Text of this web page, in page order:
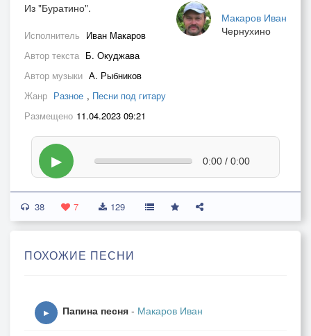
Макаров Иван
Чернухино
Из "Буратино".
Исполнитель Иван Макаров
Автор текста Б. Окуджава
Автор музыки А. Рыбников
Жанр Разное , Песни под гитару
Размещено 11.04.2023 09:21
▶ 0:00 / 0:00
38 7 129
ПОХОЖИЕ ПЕСНИ
▶ Папина песня - Макаров Иван